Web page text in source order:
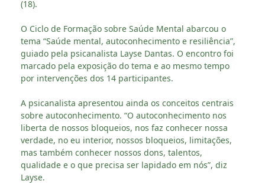
(18).
O Ciclo de Formação sobre Saúde Mental abarcou o
tema “Saúde mental, autoconhecimento e resiliência”,
guiado pela psicanalista Layse Dantas. O encontro foi
marcado pela exposição do tema e ao mesmo tempo
por intervenções dos 14 participantes.
A psicanalista apresentou ainda os conceitos centrais
sobre autoconhecimento. “O autoconhecimento nos
liberta de nossos bloqueios, nos faz conhecer nossa
verdade, no eu interior, nossos bloqueios, limitações,
mas também conhecer nossos dons, talentos,
qualidade e o que precisa ser lapidado em nós”, diz
Layse.